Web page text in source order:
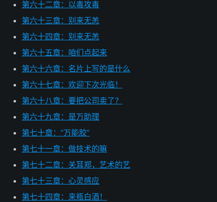
第六十二章：以毒攻毒
第六十三章：别来无恙
第六十四章：别来无恙
第六十五章：咱们点起来
第六十六章：名片上写的是什么
第六十七章：欢迎下次光临！
第六十八章：要把公司卖了？
第六十九章：是万助理
第七十章：“万能胶”
第七十一章：做技术的嘛
第七十二章：关耳郑，艺术的艺
第七十三章：心灵感应
第七十四章：来瓶白酒！